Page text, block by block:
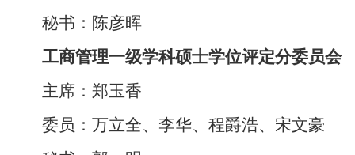
秘书：陈彦晖
工商管理一级学科硕士学位评定分委员会
主席：郑玉香
委员：万立全、李华、程爵浩、宋文豪